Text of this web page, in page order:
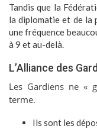
Tandis que la
la diplomatie et de la
une fréquence
à 9 et au-delà.
L’Alliance des
Les Gardiens ne «
terme.
Ils sont les